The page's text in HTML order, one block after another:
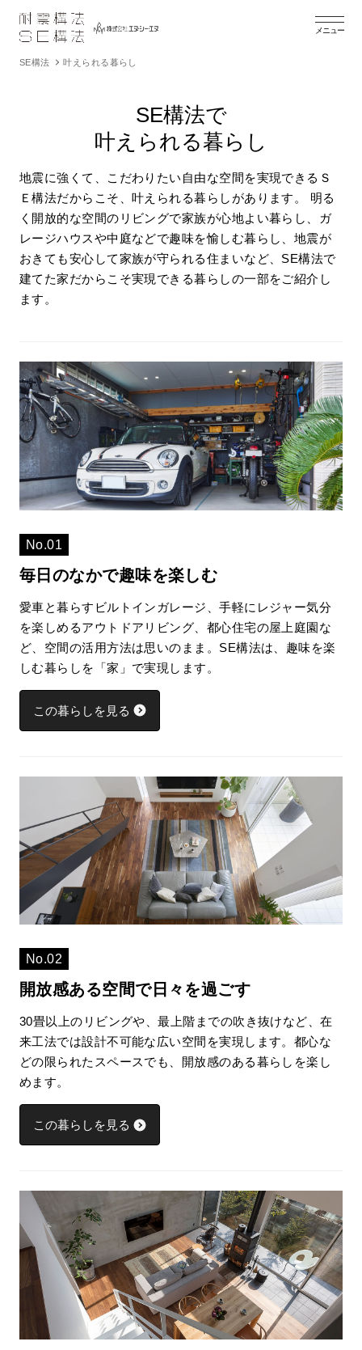
メニュー
SE構法 叶えられる暮らし
SE構法で
叶えられる暮らし
地震に強くて、こだわりたい自由な空間を実現できるＳ
Ｅ構法だからこそ、叶えられる暮らしがあります。
明る
く開放的な空間のリビングで家族が心地よい暮らし、ガ
レージハウスや中庭などで趣味を愉しむ暮らし、地震が
おきても安心して家族が守られる住まいなど、SE構法で
建てた家だからこそ実現できる暮らしの一部をご紹介し
ます。
No.01
毎日のなかで趣味を楽しむ
愛車と暮らすビルトインガレージ、手軽にレジャー気分
を楽しめるアウトドアリビング、都心住宅の屋上庭園な
ど、空間の活用方法は思いのまま。SE構法は、趣味を楽
しむ暮らしを「家」で実現します。
この暮らしを見る
No.02
開放感ある空間で日々を過ごす
30畳以上のリビングや、最上階までの吹き抜けなど、在
来工法では設計不可能な広い空間を実現します。都心な
どの限られたスペースでも、開放感のある暮らしを楽し
めます。
この暮らしを見る